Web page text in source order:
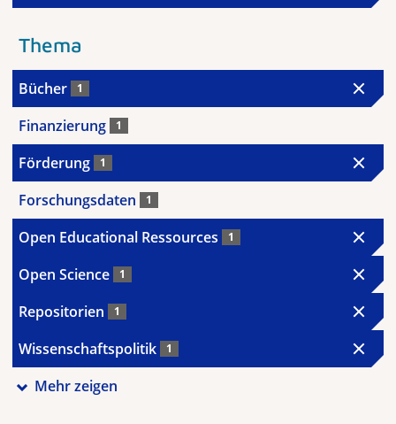
Thema
Bücher 1
Finanzierung 1
Förderung 1
Forschungsdaten 1
Open Educational Ressources 1
Open Science 1
Repositorien 1
Wissenschaftspolitik 1
Mehr zeigen